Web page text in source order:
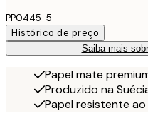
PP0445-5
Histórico de preço
Saiba mais
Papel mate
Produzido na
Papel resistente